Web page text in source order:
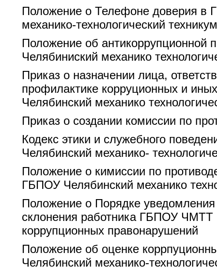
Положение о Телефоне доверия в
механико-технологический
Положение об антикоррупционной
Челябиниский механико
Приказ о назначении лица,
профилактике корруционных и
Челябинский механико
Приказ о создании комиссии по
Кодекс этики и служебного
Челябинский механико-
Положение о кимиссии по
ГБПОУ Челябинский механико
Положение о Порядке уведомления
склонения работника ГБПОУ ЧМТТ
коррупционных правонарушений
Положение об оценке
Челябинский механико-